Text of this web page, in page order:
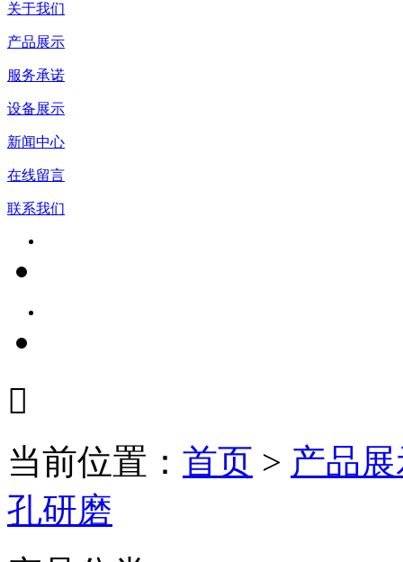
关于我们
产品展示
服务承诺
设备展示
新闻中心
在线留言
联系我们

当前位置： 首页 > 产品
孔研磨